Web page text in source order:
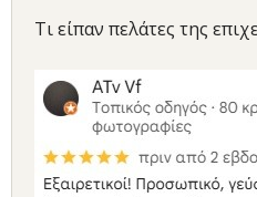
Τι είπαν πελάτες της